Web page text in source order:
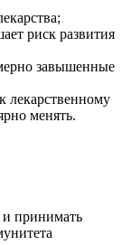
риск развития
завышенные
лекарственному
менять.
принимать